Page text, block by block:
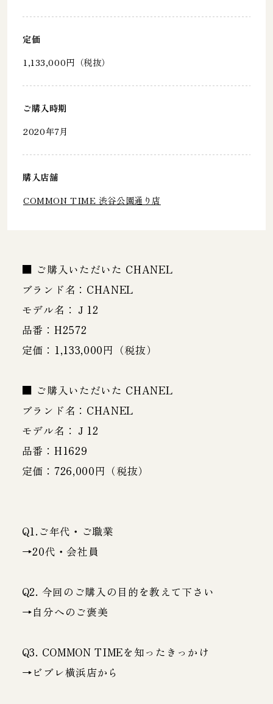
定価
1,133,000円（税抜）
ご購入時期
2020年7月
購入店舗
COMMON TIME 渋谷公園通り店
■ ご購入いただいた CHANEL
ブランド名：CHANEL
モデル名：Ｊ12
品番：H2572
定価：1,133,000円（税抜）
■ ご購入いただいた CHANEL
ブランド名：CHANEL
モデル名：Ｊ12
品番：H1629
定価：726,000円（税抜）
Q1.ご年代・ご職業
→20代・会社員
Q2. 今回のご購入の目的を教えて下さい
→自分へのご褒美
Q3. COMMON TIMEを知ったきっかけ
→ビブレ横浜店から